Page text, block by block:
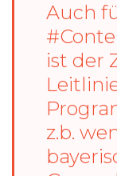
Auch
ist der
z.b.